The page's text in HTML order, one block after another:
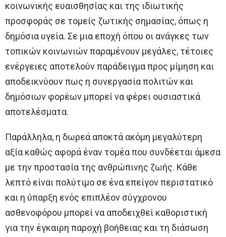
κοινωνικής ευαισθησίας και της ιδιωτικής
προσφοράς σε τομείς ζωτικής σημασίας, όπως η
δημόσια υγεία. Σε μια εποχή όπου οι ανάγκες των
τοπικών κοινωνιών παραμένουν μεγάλες, τέτοιες
ενέργειες αποτελούν παράδειγμα προς μίμηση και
αποδεικνύουν πως η συνεργασία πολιτών και
δημόσιων φορέων μπορεί να φέρει ουσιαστικά
αποτελέσματα.
Παράλληλα, η δωρεά αποκτά ακόμη μεγαλύτερη
αξία καθώς αφορά έναν τομέα που συνδέεται άμεσα
με την προστασία της ανθρώπινης ζωής. Κάθε
λεπτό είναι πολύτιμο σε ένα επείγον περιστατικό
και η ύπαρξη ενός επιπλέον σύγχρονου
ασθενοφόρου μπορεί να αποδειχθεί καθοριστική
για την έγκαιρη παροχή βοήθειας και τη διάσωση